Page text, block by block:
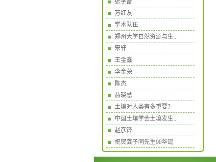
张学雷
万红友
学术队伍
郑州大学自然资源与生...
宋轩
王金鑫
李金荣
陈杰
赫晓慧
土壤对人类有多重要？
中国土壤学会土壤发生...
赵彦锋
祝贺龚子同先生90华诞